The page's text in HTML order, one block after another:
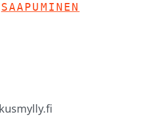
SAAPUMINEN